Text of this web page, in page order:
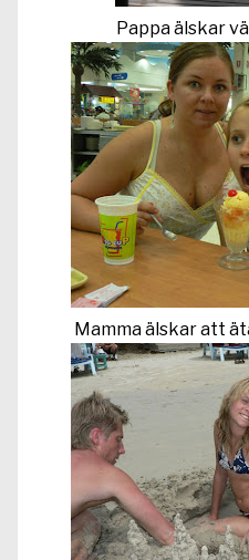
Pappa älskar
Mamma älskar att